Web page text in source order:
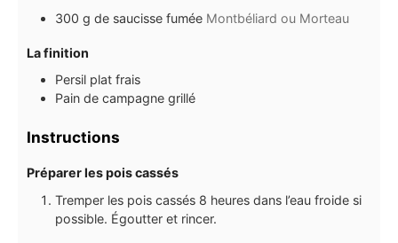
300 g de saucisse fumée Montbéliard ou Morteau
La finition
Persil plat frais
Pain de campagne grillé
Instructions
Préparer les pois cassés
Tremper les pois cassés 8 heures dans l’eau froide si
possible. Égoutter et rincer.